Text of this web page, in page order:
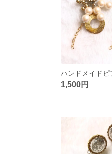
ハンドメイドピ
1,500円